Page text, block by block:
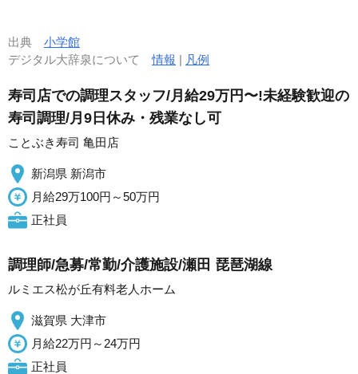
出典 小学館
デジタル大辞泉について情報 | 凡例
寿司店での調理スタッフ/月給29万円〜!未経験歓迎の
寿司調理/月9日休み・残業なし可
ことぶき寿司 亀田店
新潟県 新潟市
月給29万100円～50万円
正社員
調理師/急募/常勤/介護施設/瀬田 琵琶湖線
ルミエス松が丘有料老人ホーム
滋賀県 大津市
月給22万円～24万円
正社員